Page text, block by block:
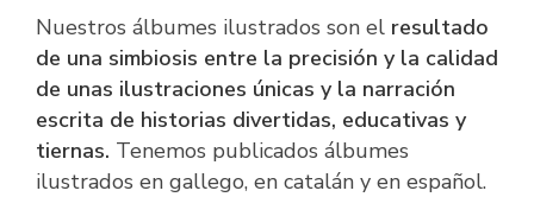
Nuestros álbumes ilustrados son el resultado
de una simbiosis entre la precisión y la calidad
de unas ilustraciones únicas y la narración
escrita de historias divertidas, educativas y
tiernas. Tenemos publicados álbumes
ilustrados en gallego, en catalán y en español.